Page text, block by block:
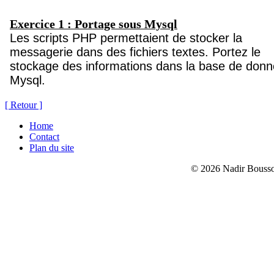
[ Retour ]
Home
Contact
Plan du site
© 2026 Nadir